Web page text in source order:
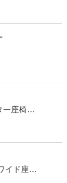
ヘッドギア付きシアター座椅子 ベージュ
楽々リクライニング ワイド座椅子